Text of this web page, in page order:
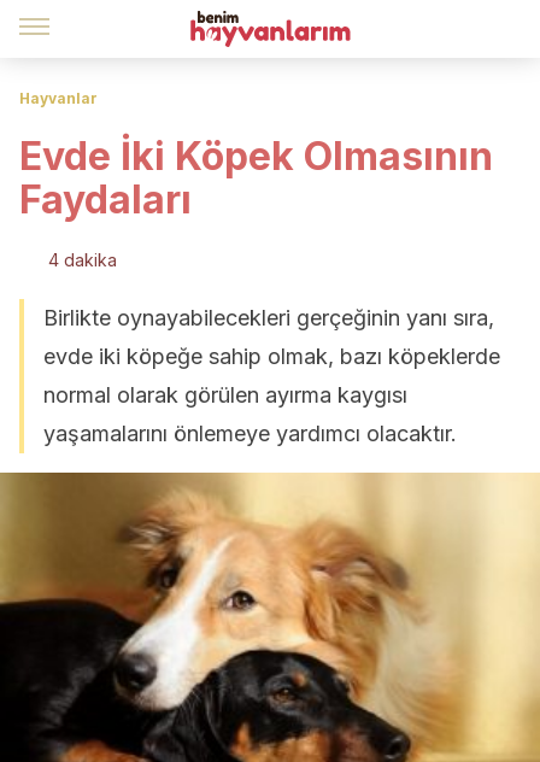
Hayvanlar
Evde İki Köpek Olmasının
Faydaları
4 dakika
Birlikte oynayabilecekleri gerçeğinin yanı sıra,
evde iki köpeğe sahip olmak, bazı köpeklerde
normal olarak görülen ayırma kaygısı
yaşamalarını önlemeye yardımcı olacaktır.